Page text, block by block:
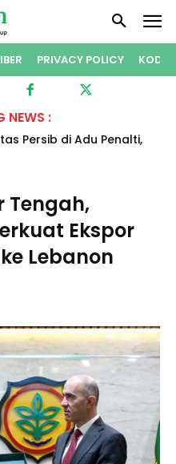
PRIVACY POLICY KODE
NEWS :
Persib di Adu Penalti,
2026
Tengah,
Ekspor
Lebanon